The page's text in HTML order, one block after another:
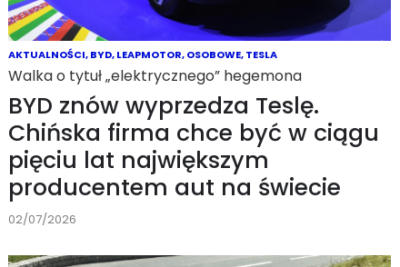
AKTUALNOŚCI,BYD,LEAPMOTOR,OSOBOWE,TESLA
Walka o tytuł „elektrycznego” hegemona
BYD znów wyprzedza Teslę.
Chińska firma chce być w ciągu
pięciu lat największym
producentem aut na świecie
02/07/2026